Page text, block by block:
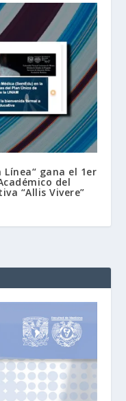
Línea“ gana el 1er
del
“Allis Vivere”